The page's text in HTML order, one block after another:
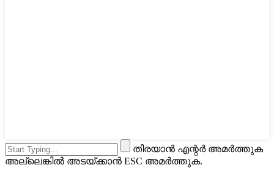
തിരയാൻ എന്റർ അമർത്തുക
അല്ലെങ്കിൽ അടയ്ക്കാൻ ESC അമർത്തുക.